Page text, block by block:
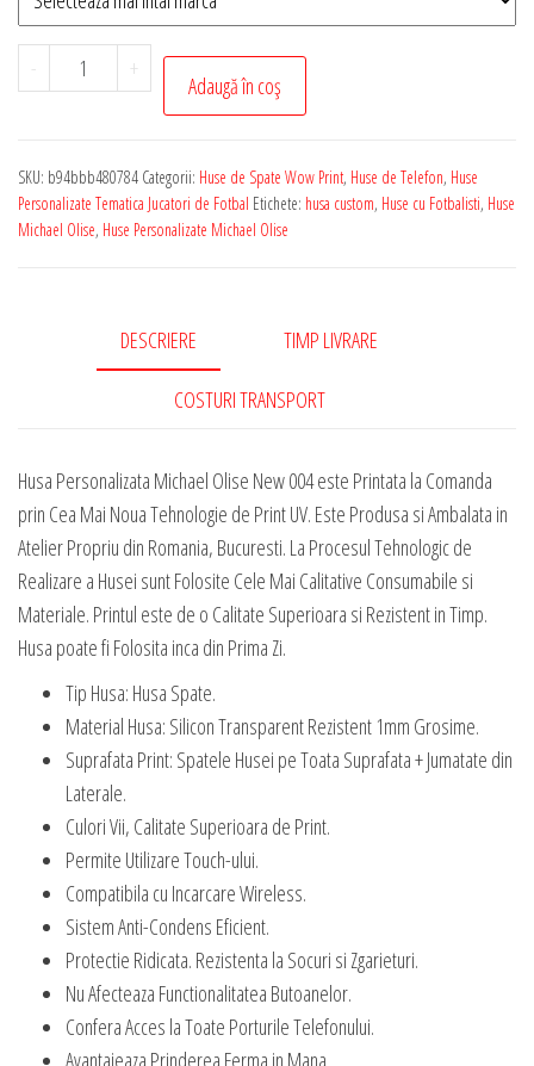
-
Cantitate
Husa
Personalizata
cu
+
Adaugă în coș
SKU: b94bbb480784 Categorii: Huse de Spate Wow Print, Huse de Telefon, Huse
Personalizate Tematica Jucatori de Fotbal Etichete: husa custom, Huse cu Fotbalisti, Huse
Michael Olise, Huse Personalizate Michael Olise
DESCRIERE TIMP LIVRARE
COSTURI TRANSPORT
Husa Personalizata Michael Olise New 004 este Printata la Comanda
prin Cea Mai Noua Tehnologie de Print UV. Este Produsa si Ambalata in
Atelier Propriu din Romania, Bucuresti. La Procesul Tehnologic de
Realizare a Husei sunt Folosite Cele Mai Calitative Consumabile si
Materiale. Printul este de o Calitate Superioara si Rezistent in Timp.
Husa poate fi Folosita inca din Prima Zi.
Tip Husa: Husa Spate.
Material Husa: Silicon Transparent Rezistent 1mm Grosime.
Suprafata Print: Spatele Husei pe Toata Suprafata + Jumatate din
Laterale.
Culori Vii, Calitate Superioara de Print.
Permite Utilizare Touch-ului.
Compatibila cu Incarcare Wireless.
Sistem Anti-Condens Eficient.
Protectie Ridicata. Rezistenta la Socuri si Zgarieturi.
Nu Afecteaza Functionalitatea Butoanelor.
Confera Acces la Toate Porturile Telefonului.
Avantajeaza Prinderea Ferma in Mana.